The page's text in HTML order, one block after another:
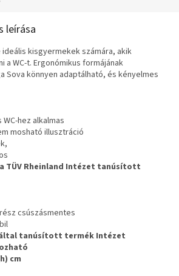
leírása
ideális kisgyermekek számára, akik
a WC-t. Ergonómikus formájának
Sova könnyen adaptálható, és kényelmes
hez alkalmas
mosható illusztráció
TÜV Rheinland Intézet tanúsított
csúszásmentes
által tanúsított termék Intézet
cm